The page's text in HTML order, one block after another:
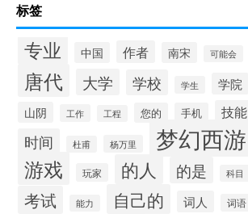
标签
专业 中国 作者 南宋 可能会
唐代 大学 学校 学生 学院
山阴 工作 工程 您的 手机 技能
时间 杜甫 杨万里 梦幻西游
游戏 玩家 的人 的是 科目
考试 能力 自己的 词人 词语